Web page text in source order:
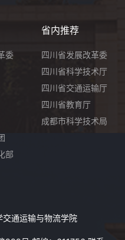
委
部
省内推荐
四川省发展改革委
四川省科学技术厅
四川省交通运输厅
四川省教育厅
成都市科学技术局
通运输与物流学院